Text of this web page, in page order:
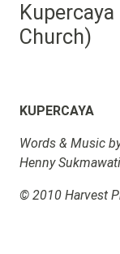
Church)
KUPERCAYA
Words & Music
Henny Sukmawati
© 2010 Harvest